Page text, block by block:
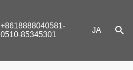
+8618888040581-
0510-85345301
JA